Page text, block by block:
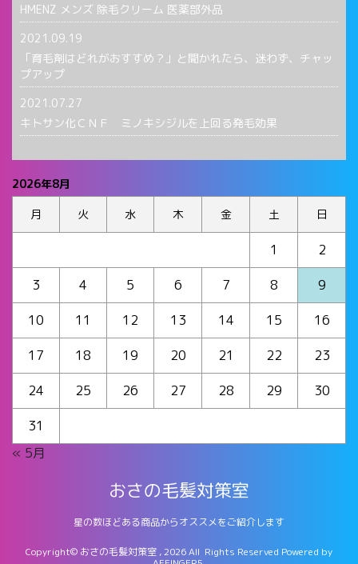
HMENZ メンズ 除毛クリーム 医薬部外品
2021.09.19
「育毛剤はどれがおすすめ？」と聞かれたら、迷わず、チャッ
プアップ
2021.07.27
キトサン化ＣＮＦ ミノキシジルを上回る発毛効果
2026年8月
月
火 水 木 金 土 日
1
2
3
4 5 6 7 8
9
10
11 12 13 14 15
16
17
18 19 20 21 22
23
24
25 26 27 28 29
30
31
« 5月
おさの毛髪対策室
星の数ほどある商品からオススメをご紹介します
Copyright© おさの毛髪対策室 , 2026 All Rights Reserved Powered by